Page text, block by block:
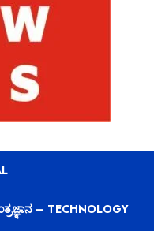
– TECHNOLOGY